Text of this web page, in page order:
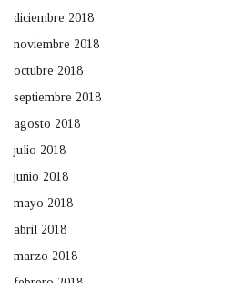
diciembre 2018
noviembre 2018
octubre 2018
septiembre 2018
agosto 2018
julio 2018
junio 2018
mayo 2018
abril 2018
marzo 2018